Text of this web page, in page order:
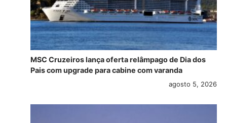
MSC Cruzeiros lança oferta relâmpago de Dia dos
Pais com upgrade para cabine com varanda
agosto 5, 2026